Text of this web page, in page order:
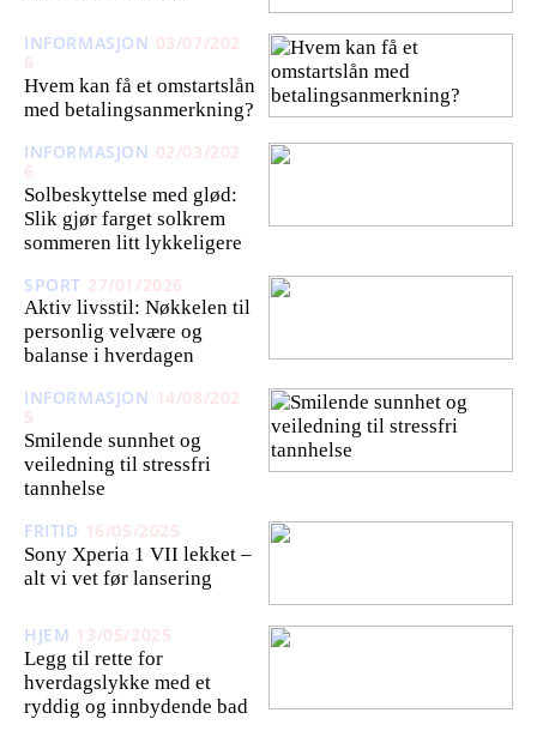
INFORMASJON 03/07/202
6
Hvem kan få et omstartslån
med betalingsanmerkning?
INFORMASJON 02/03/202
6
Solbeskyttelse med glød:
Slik gjør farget solkrem
sommeren litt lykkeligere
SPORT 27/01/2026
Aktiv livsstil: Nøkkelen til
personlig velvære og
balanse i hverdagen
INFORMASJON 14/08/202
5
Smilende sunnhet og
veiledning til stressfri
tannhelse
FRITID 16/05/2025
Sony Xperia 1 VII lekket –
alt vi vet før lansering
HJEM 13/05/2025
Legg til rette for
hverdagslykke med et
ryddig og innbydende bad